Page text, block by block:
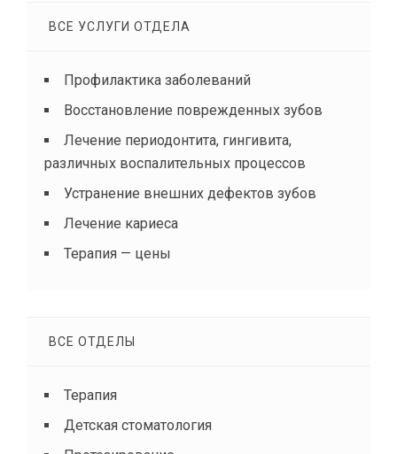
ВСЕ УСЛУГИ ОТДЕЛА
Профилактика заболеваний
Восстановление поврежденных зубов
Лечение периодонтита, гингивита,
различных воспалительных процессов
Устранение внешних дефектов зубов
Лечение кариеса
Терапия — цены
ВСЕ ОТДЕЛЫ
Терапия
Детская стоматология